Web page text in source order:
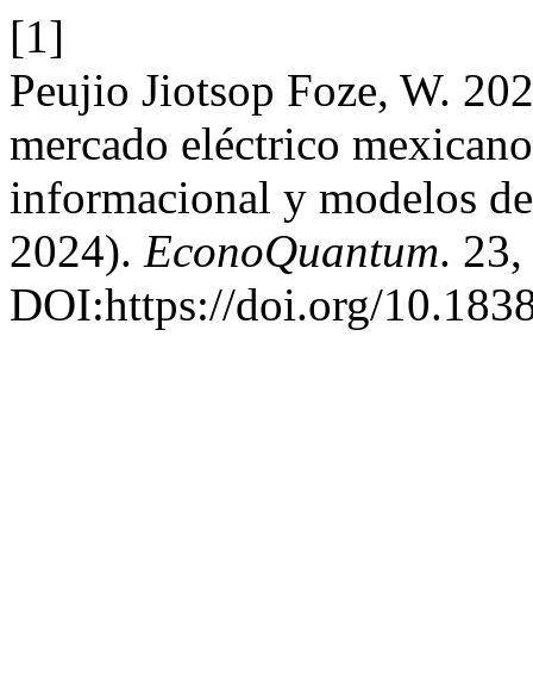
[1]
Peujio Jiotsop Foze, W.
mercado eléctrico
informacional y modelos
2024). EconoQuantum.
DOI:https://doi.org/